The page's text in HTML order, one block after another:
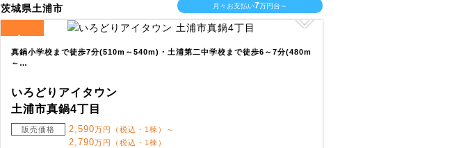
茨城県土浦市 月々お支払い7万円台～
4
真鍋小学校まで徒歩7分(510m～540m)・土浦第二中学校まで徒歩6～7分(480m
～…
いろどりアイタウン
土浦市真鍋4丁目
販売価格 2,590万円（税込・1棟）～
2,790万円（税込・1棟）